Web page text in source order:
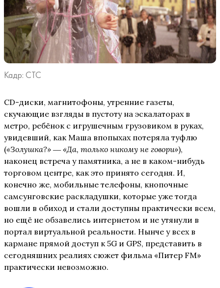
Кадр: СТС
CD-диски, магнитофоны, утренние газеты,
скучающие взгляды в пустоту на эскалаторах в
метро, ребёнок с игрушечным грузовиком в руках,
увидевший, как Маша впопыхах потеряла туфлю
(«Золушка?» ― «Да, только никому не говори»),
наконец встреча у памятника, а не в каком-нибудь
торговом центре, как это принято сегодня. И,
конечно же, мобильные телефоны, кнопочные
самсунговские раскладушки, которые уже тогда
вошли в обиход и стали доступны практически всем,
но ещё не обзавелись интернетом и не утянули в
портал виртуальной реальности. Нынче у всех в
кармане прямой доступ к 5G и GPS, представить в
сегодняшних реалиях сюжет фильма «Питер FM»
практически невозможно.